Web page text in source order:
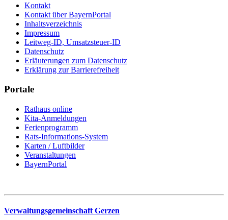
Kontakt
Kontakt über BayernPortal
Inhaltsverzeichnis
Impressum
Leitweg-ID, Umsatzsteuer-ID
Datenschutz
Erläuterungen zum Datenschutz
Erklärung zur Barrierefreiheit
Portale
Rathaus online
Kita-Anmeldungen
Ferienprogramm
Rats-Informations-System
Karten / Luftbilder
Veranstaltungen
BayernPortal
Verwaltungsgemeinschaft Gerzen